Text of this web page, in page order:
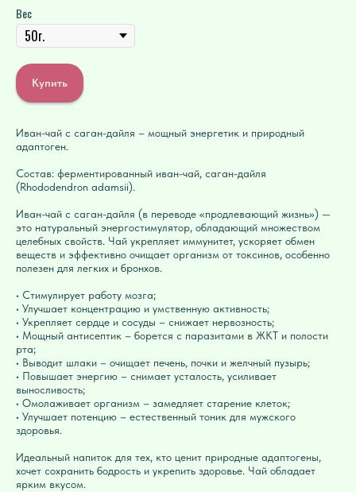
Вес
Купить
Иван-чай с саган-дайля – мощный энергетик и природный
адаптоген.
Состав: ферментированный иван-чай, саган-дайля
(Rhododendron adamsii).
Иван-чай с саган-дайля (в переводе «продлевающий жизнь») —
это натуральный энергостимулятор, обладающий множеством
целебных свойств. Чай укрепляет иммунитет, ускоряет обмен
веществ и эффективно очищает организм от токсинов, особенно
полезен для легких и бронхов.
• Стимулирует работу мозга;
• Улучшает концентрацию и умственную активность;
• Укрепляет сердце и сосуды – снижает нервозность;
• Мощный антисептик – борется с паразитами в ЖКТ и полости
рта;
• Выводит шлаки – очищает печень, почки и желчный пузырь;
• Повышает энергию – снимает усталость, усиливает
выносливость;
• Омолаживает организм – замедляет старение клеток;
• Улучшает потенцию – естественный тоник для мужского
здоровья.
Идеальный напиток для тех, кто ценит природные адаптогены,
хочет сохранить бодрость и укрепить здоровье. Чай обладает
ярким вкусом.